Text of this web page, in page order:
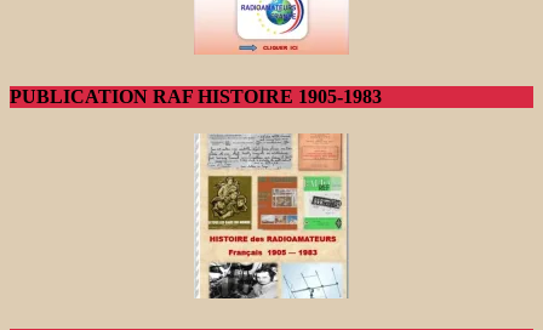
PUBLICATION RAF HISTOIRE 1905-1983